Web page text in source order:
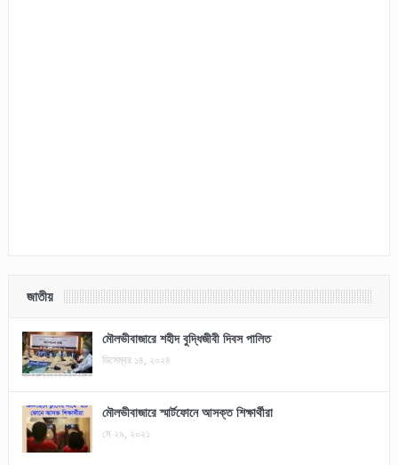
জাতীয়
মৌলভীবাজারে শহীদ বুদ্ধিজীবী দিবস পালিত
ডিসেম্বর ১৪, ২০২৪
মৌলভীবাজারে স্মার্টফোনে আসক্ত শিক্ষার্থীরা
মে ২৯, ২০২১